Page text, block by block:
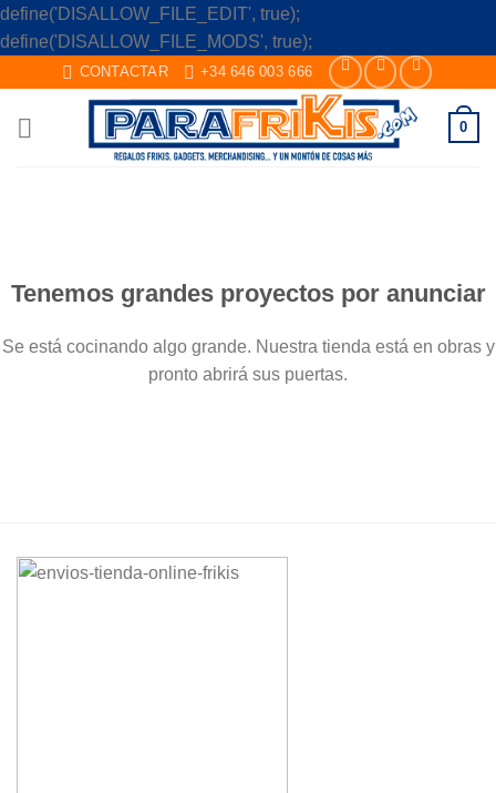
define('DISALLOW_FILE_EDIT', true);
define('DISALLOW_FILE_MODS', true);
to
content
CONTACTAR +34 646 003 666
0
Tenemos grandes proyectos por anunciar
Se está cocinando algo grande. Nuestra tienda está en obras y
pronto abrirá sus puertas.